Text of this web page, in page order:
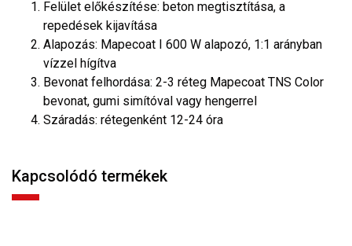
Felület előkészítése: beton megtisztítása, a
repedések kijavítása
Alapozás: Mapecoat I 600 W alapozó, 1:1 arányban
vízzel hígítva
Bevonat felhordása: 2-3 réteg Mapecoat TNS Color
bevonat, gumi simítóval vagy hengerrel
Száradás: rétegenként 12-24 óra
Kapcsolódó termékek